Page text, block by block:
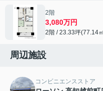
2階
3,080万円
2階 / 23.33坪(77.14
周辺施設
コンビニエンスストア